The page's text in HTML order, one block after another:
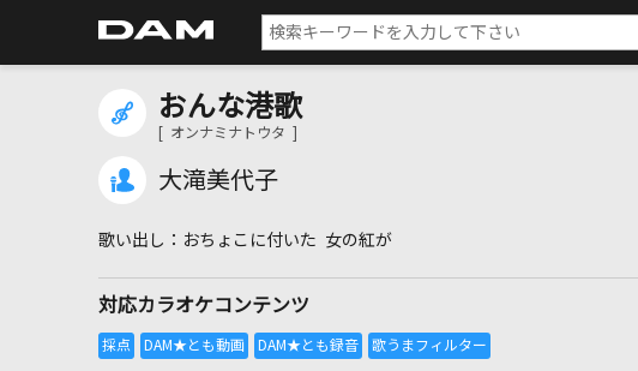
おんな港歌
[ オンナミナトウタ ]
大滝美代子
おちょこに付いた 女の紅が
対応カラオケコンテンツ